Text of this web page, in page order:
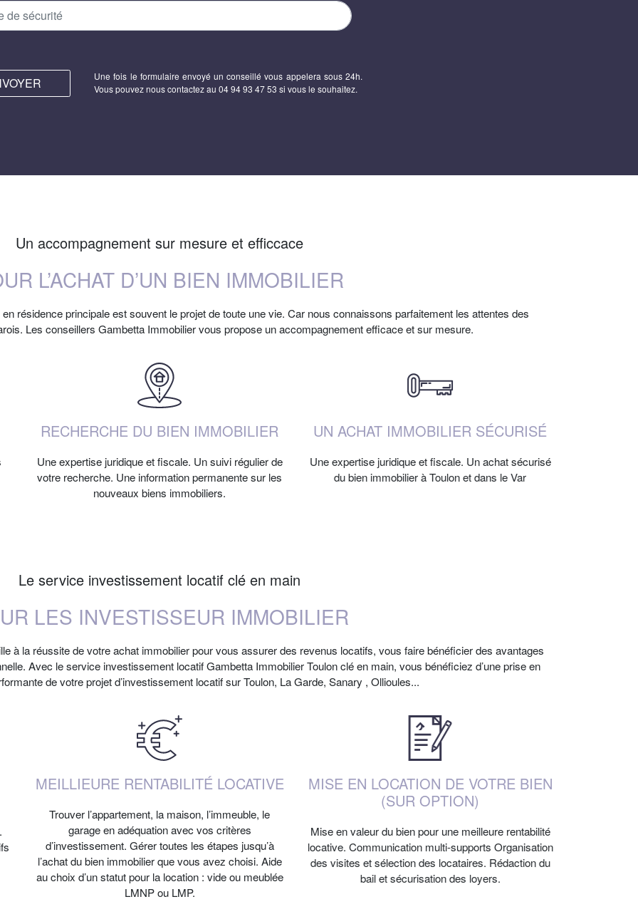
Une fois le formulaire envoyé un conseillé vous appelera sous 24h.
Vous pouvez nous contactez au 04 94 93 47 53 si vous le souhaitez.
Un accompagnement sur mesure et efficcace
L’ACHAT D’UN BIEN IMMOBILIER
résidence principale est souvent le projet de toute une vie. Car nous connaissons parfaitement les attentes des
Les conseillers Gambetta Immobilier vous propose un accompagnement efficace et sur mesure.
RECHERCHE DU BIEN IMMOBILIER
Une expertise juridique et fiscale. Un suivi régulier de
votre recherche. Une information permanente sur les
nouveaux biens immobiliers.
UN ACHAT IMMOBILIER SÉCURISÉ
Une expertise juridique et fiscale. Un achat sécurisé
du bien immobilier à Toulon et dans le Var
Le service investissement locatif clé en main
LES INVESTISSEUR IMMOBILIER
à la réussite de votre achat immobilier pour vous assurer des revenus locatifs, vous faire bénéficier des avantages
Avec le service investissement locatif Gambetta Immobilier Toulon clé en main, vous bénéficiez d’une prise en
de votre projet d’investissement locatif sur Toulon, La Garde, Sanary , Ollioules...
MEILLIEURE RENTABILITÉ LOCATIVE
Trouver l’appartement, la maison, l’immeuble, le
garage en adéquation avec vos critères
d’investissement. Gérer toutes les étapes jusqu’à
l’achat du bien immobilier que vous avez choisi. Aide
au choix d’un statut pour la location : vide ou meublée
LMNP ou LMP.
MISE EN LOCATION DE VOTRE BIEN
(SUR OPTION)
Mise en valeur du bien pour une meilleure rentabilité
locative. Communication multi-supports Organisation
des visites et sélection des locataires. Rédaction du
bail et sécurisation des loyers.